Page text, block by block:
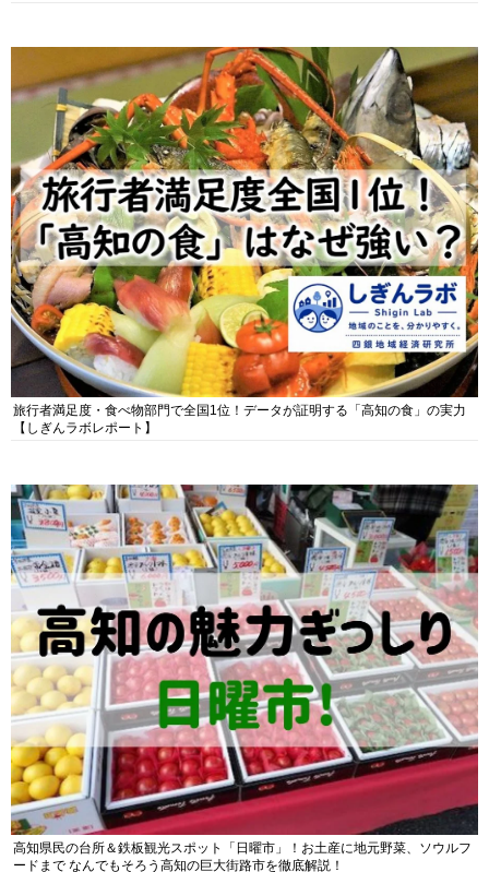
旅行者満足度・食べ物部門で全国1位！データが証明する「高知の食」の実力
【しぎんラボレポート】
高知県民の台所＆鉄板観光スポット「日曜市」！お土産に地元野菜、ソウルフ
ードまで なんでもそろう高知の巨大街路市を徹底解説！